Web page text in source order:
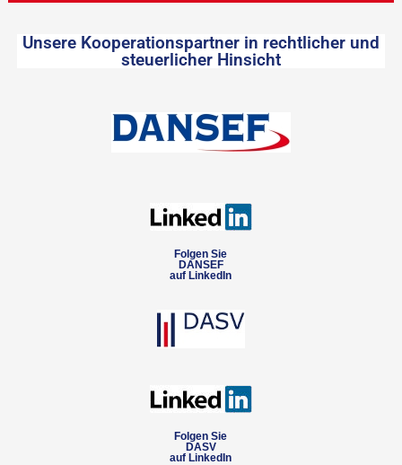
Unsere Kooperationspartner in rechtlicher und
steuerlicher Hinsicht
Folgen Sie
DANSEF
auf LinkedIn
Folgen Sie
DASV
auf LinkedIn